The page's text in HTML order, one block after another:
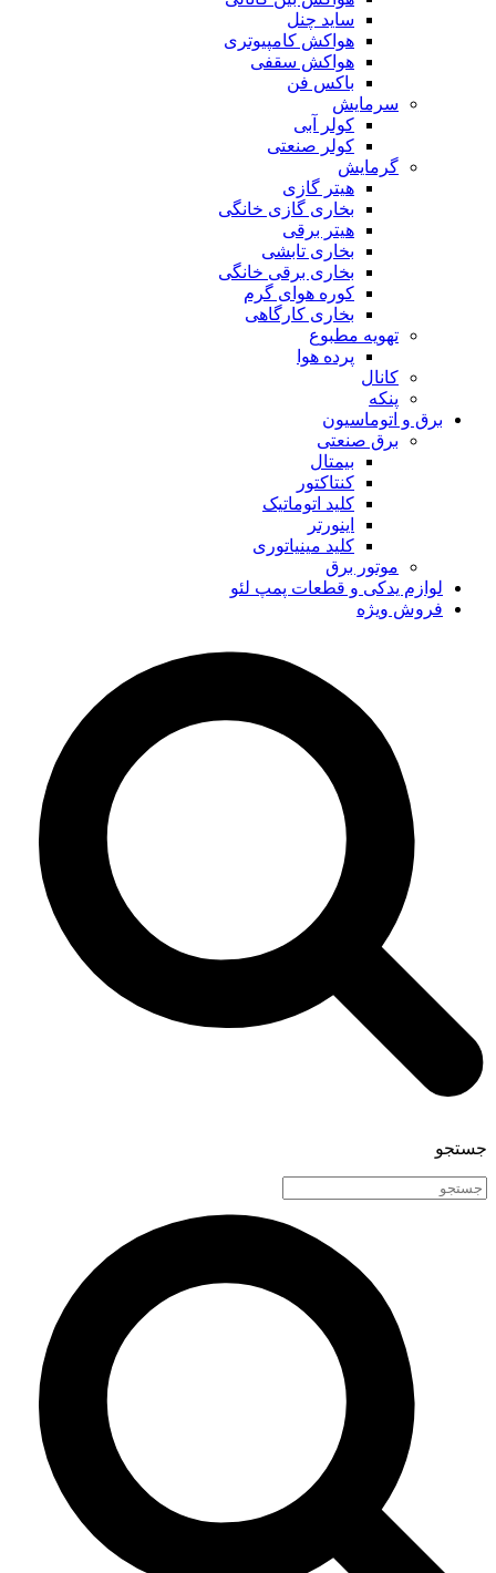
ساید چنل
هواکش کامپیوتری
هواکش سقفی
باکس فن
سرمایش
کولر آبی
کولر صنعتی
گرمایش
هیتر گازی
بخاری گازی خانگی
هیتر برقی
بخاری تابشی
بخاری برقی خانگی
کوره هوای گرم
بخاری کارگاهی
تهویه مطبوع
پرده هوا
کانال
پنکه
برق و اتوماسیون
برق صنعتی
بیمتال
کنتاکتور
کلید اتوماتیک
اینورتر
کلید مینیاتوری
موتور برق
لوازم یدکی و قطعات پمپ لئو
فروش ویژه
جستجو